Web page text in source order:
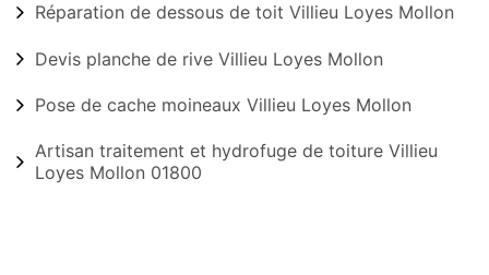
Réparation de dessous de toit Villieu Loyes Mollon
Devis planche de rive Villieu Loyes Mollon
Pose de cache moineaux Villieu Loyes Mollon
Artisan traitement et hydrofuge de toiture Villieu
Loyes Mollon 01800